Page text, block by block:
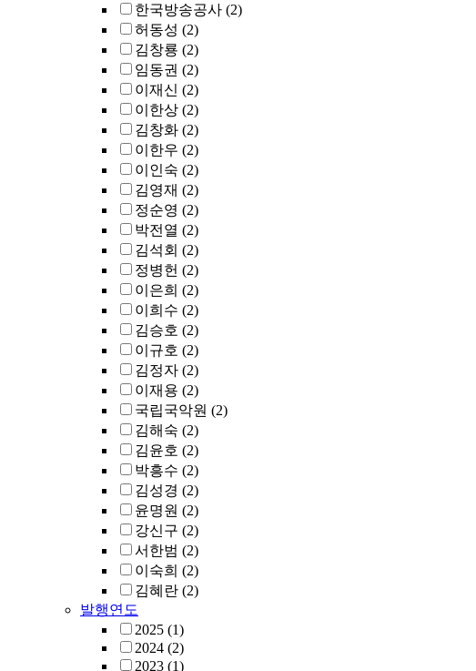
한국방송공사 (2)
허동성 (2)
김창룡 (2)
임동권 (2)
이재신 (2)
이한상 (2)
김창화 (2)
이한우 (2)
이인숙 (2)
김영재 (2)
정순영 (2)
박전열 (2)
김석회 (2)
정병헌 (2)
이은희 (2)
이희수 (2)
김승호 (2)
이규호 (2)
김정자 (2)
이재용 (2)
국립국악원 (2)
김해숙 (2)
김윤호 (2)
박흥수 (2)
김성경 (2)
윤명원 (2)
강신구 (2)
서한범 (2)
이숙희 (2)
김혜란 (2)
발행연도
2025 (1)
2024 (2)
2023 (1)